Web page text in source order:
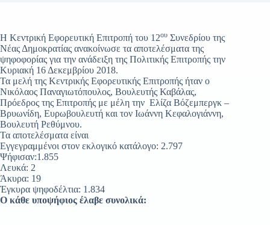
Η Κεντρική Εφορευτική Επιτροπή του 12ου Συνεδρίου της
Νέας Δημοκρατίας ανακοίνωσε τα αποτελέσματα της
ψηφοφορίας για την ανάδειξη της Πολιτικής Επιτροπής την
Κυριακή 16 Δεκεμβρίου 2018.
Τα μελή της Κεντρικής Εφορευτικής Επιτροπής ήταν ο
Νικόλαος Παναγιωτόπουλος, Βουλευτής Καβάλας,
Πρόεδρος της Επιτροπής με μέλη την Ελίζα Βόζεμπεργκ –
Βρυωνίδη, Ευρωβουλευτή και τον Ιωάννη Κεφαλογιάννη,
Βουλευτή Ρεθύμνου.
Τα αποτελέσματα είναι
Εγγεγραμμένοι στον εκλογικό κατάλογο: 2.797
Ψήφισαν:1.855
Λευκά: 2
Άκυρα: 19
Έγκυρα ψηφοδέλτια: 1.834
Ο κάθε υποψήφιος έλαβε συνολικά: